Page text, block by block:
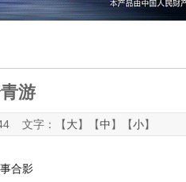
游
文字：【大】【中 】【小】
合影